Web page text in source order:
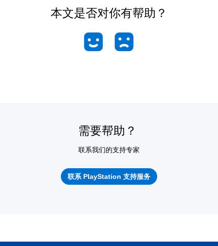
本文是否对你有帮助？
需要帮助？
联系我们的支持专家
联系 PlayStation 支持服务